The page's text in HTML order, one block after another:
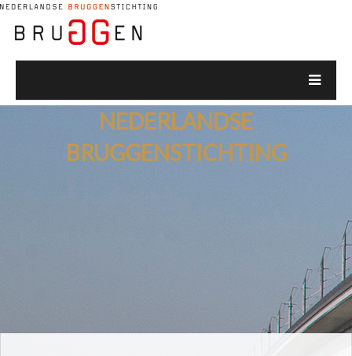
NEDERLANDSE
BRUGGENSTICHTING